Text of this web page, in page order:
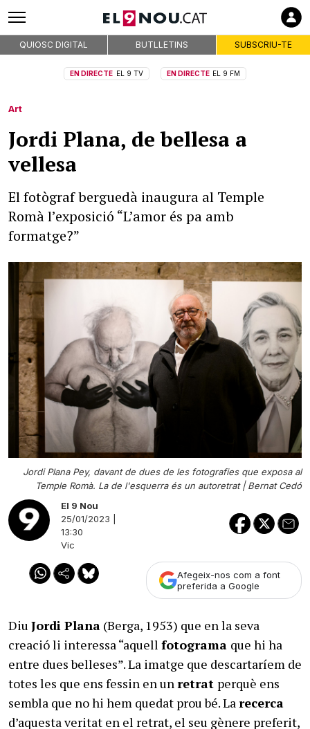
QUIOSC DIGITAL BUTLLETINS SUBSCRIU-TE
EN DIRECTE EL 9 TV EN DIRECTE EL 9 FM
Art
Jordi Plana, de bellesa a
vellesa
El fotògraf berguedà inaugura al Temple
Romà l’exposició “L’amor és pa amb
formatge?”
Jordi Plana Pey, davant de dues de les fotografies que exposa al
Temple Romà. La de l'esquerra és un autoretrat |Bernat Cedó
El 9 Nou
25/01/2023 |
13:30
Vic
Afegeix-nos com a font
preferida a Google
Diu Jordi Plana (Berga, 1953) que en la seva
creació li interessa “aquell fotograma que hi ha
entre dues belleses”. La imatge que descartaríem de
totes les que ens fessin en un retrat perquè ens
sembla que no hi hem quedat prou bé. La recerca
d’aquesta veritat en el retrat, el seu gènere preferit,